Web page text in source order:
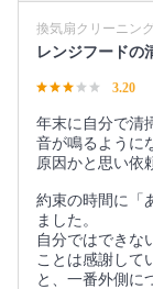
換気扇クリーニン
レンジフードの
3.20
年末に自分で清
音が鳴るように
原因かと思い依
約束の時間に「
ました。
自分ではできな
ことは感謝して
と、一番外側に